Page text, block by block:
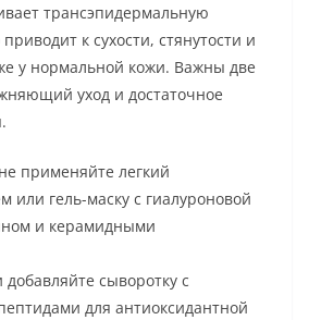
трансэпидермальную
к сухости, стянутости и
у нормальной кожи. Важны две
уход и достаточное
применяйте легкий
гель-маску с гиалуроновой
и керамидными
сыворотку с
для антиоксидантной